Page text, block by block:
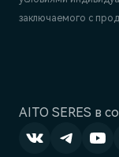
AITO SERES в
заключаемого с